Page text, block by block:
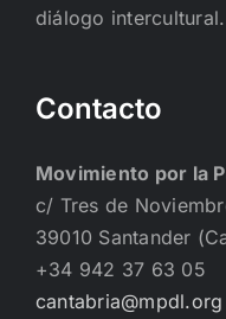
diálogo intercultural.
Contacto
Movimiento por la
c/ Tres de
39010 Santander
+34 942 37 63 05
cantabria@mpdl.org